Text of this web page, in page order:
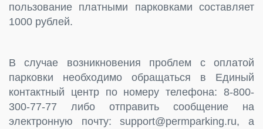
пользование платными парковками составляет
1000 рублей.
В случае возникновения проблем с оплатой
парковки необходимо обращаться в Единый
контактный центр по номеру телефона: 8-800-
300-77-77 либо отправить сообщение на
электронную почту: support@permparking.ru, а